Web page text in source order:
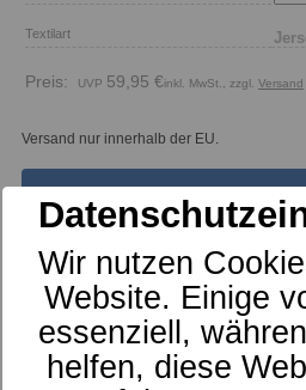
Textilart
Preis: 59,95 €inkl. MwSt., zzgl. Versand
Versand nur innerhalb der EU.
In den
Hersteller
Wir nutzen
Website. Einige
essenziell,
helfen, diese